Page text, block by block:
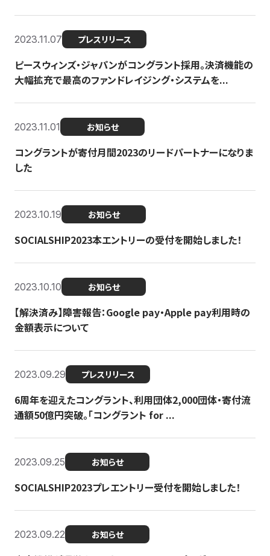
2023.11.07 プレスリリース
ピースウィンズ・ジャパンがコングラント採用。決済機能の
大幅拡充で最高のファンドレイジング・システムを...
2023.11.01 お知らせ
コングラントが寄付月間2023のリードパートナーになりま
した
2023.10.19 お知らせ
SOCIALSHIP2023本エントリーの受付を開始しました！
2023.10.10 お知らせ
【解決済み】障害報告：Google pay・Apple pay利用時の
金額表示について
2023.09.29 プレスリリース
6周年を迎えたコングラント、利用団体2,000団体・寄付流
通額50億円突破。「コングラント for ...
2023.09.25 お知らせ
SOCIALSHIP2023プレエントリー受付を開始しました！
2023.09.22 お知らせ